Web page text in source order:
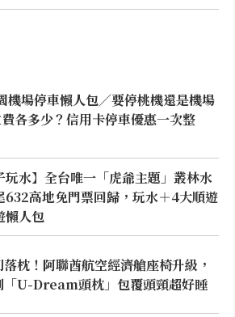
機場停車懶人包／要停桃機還是機場
各多少？信用卡停車優惠一次整
玩水】全台唯一「虎爺主題」叢林水
632高地免門票回歸，玩水＋4大順遊
懶人包
枕！阿聯酋航空經濟艙座椅升級，
「U-Dream頭枕」包覆頭頸超好睡